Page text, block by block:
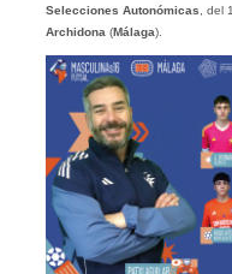
Selecciones Autonómicas , del
Archidona (Málaga).